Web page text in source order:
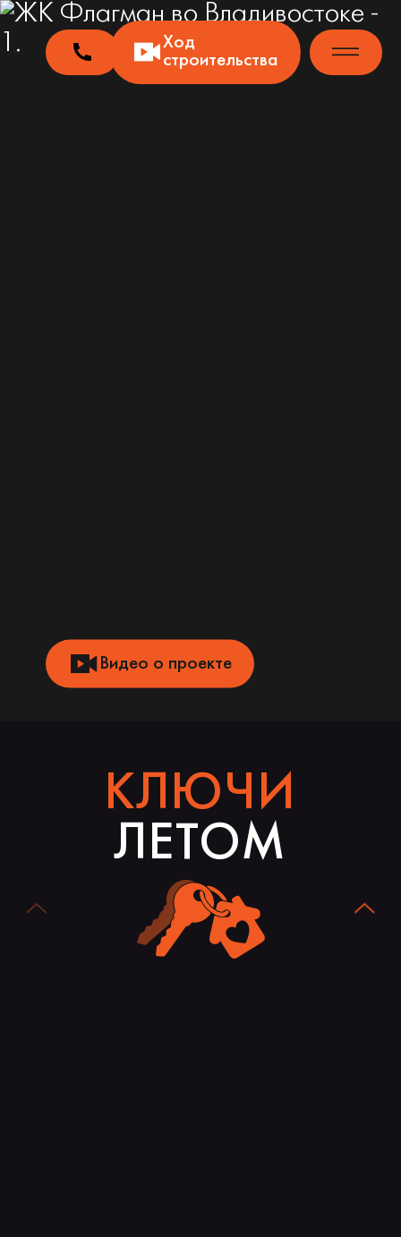
Видео о проекте
КЛЮЧИ
ЛЕТОМ
Ход
строительства